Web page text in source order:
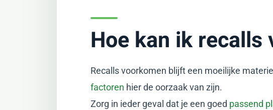
Hoe kan ik recalls
Recalls voorkomen blijft een moeilijke
factoren hier de oorzaak van zijn.
Zorg in ieder geval dat je een goed passend